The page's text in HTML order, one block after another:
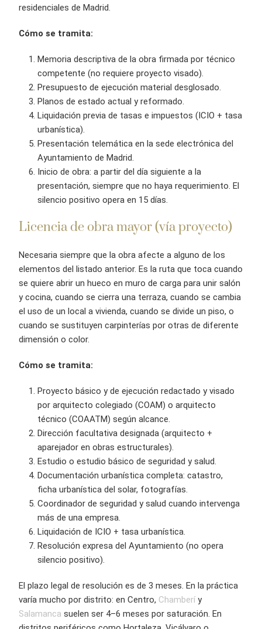
residenciales de Madrid.
Cómo se tramita:
Memoria descriptiva de la obra firmada por técnico
competente (no requiere proyecto visado).
Presupuesto de ejecución material desglosado.
Planos de estado actual y reformado.
Liquidación previa de tasas e impuestos (ICIO + tasa
urbanística).
Presentación telemática en la sede electrónica del
Ayuntamiento de Madrid.
Inicio de obra: a partir del día siguiente a la
presentación, siempre que no haya requerimiento. El
silencio positivo opera en 15 días.
Licencia de obra mayor (vía proyecto)
Necesaria siempre que la obra afecte a alguno de los
elementos del listado anterior. Es la ruta que toca cuando
se quiere abrir un hueco en muro de carga para unir salón
y cocina, cuando se cierra una terraza, cuando se cambia
el uso de un local a vivienda, cuando se divide un piso, o
cuando se sustituyen carpinterías por otras de diferente
dimensión o color.
Cómo se tramita:
Proyecto básico y de ejecución redactado y visado
por arquitecto colegiado (COAM) o arquitecto
técnico (COAATM) según alcance.
Dirección facultativa designada (arquitecto +
aparejador en obras estructurales).
Estudio o estudio básico de seguridad y salud.
Documentación urbanística completa: catastro,
ficha urbanística del solar, fotografías.
Coordinador de seguridad y salud cuando intervenga
más de una empresa.
Liquidación de ICIO + tasa urbanística.
Resolución expresa del Ayuntamiento (no opera
silencio positivo).
El plazo legal de resolución es de 3 meses. En la práctica
varía mucho por distrito: en Centro, Chamberí y
Salamanca suelen ser 4–6 meses por saturación. En